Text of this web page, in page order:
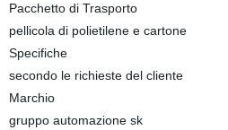
Pacchetto di Trasporto
pellicola di polietilene e cartone
Specifiche
secondo le richieste del cliente
Marchio
gruppo automazione sk